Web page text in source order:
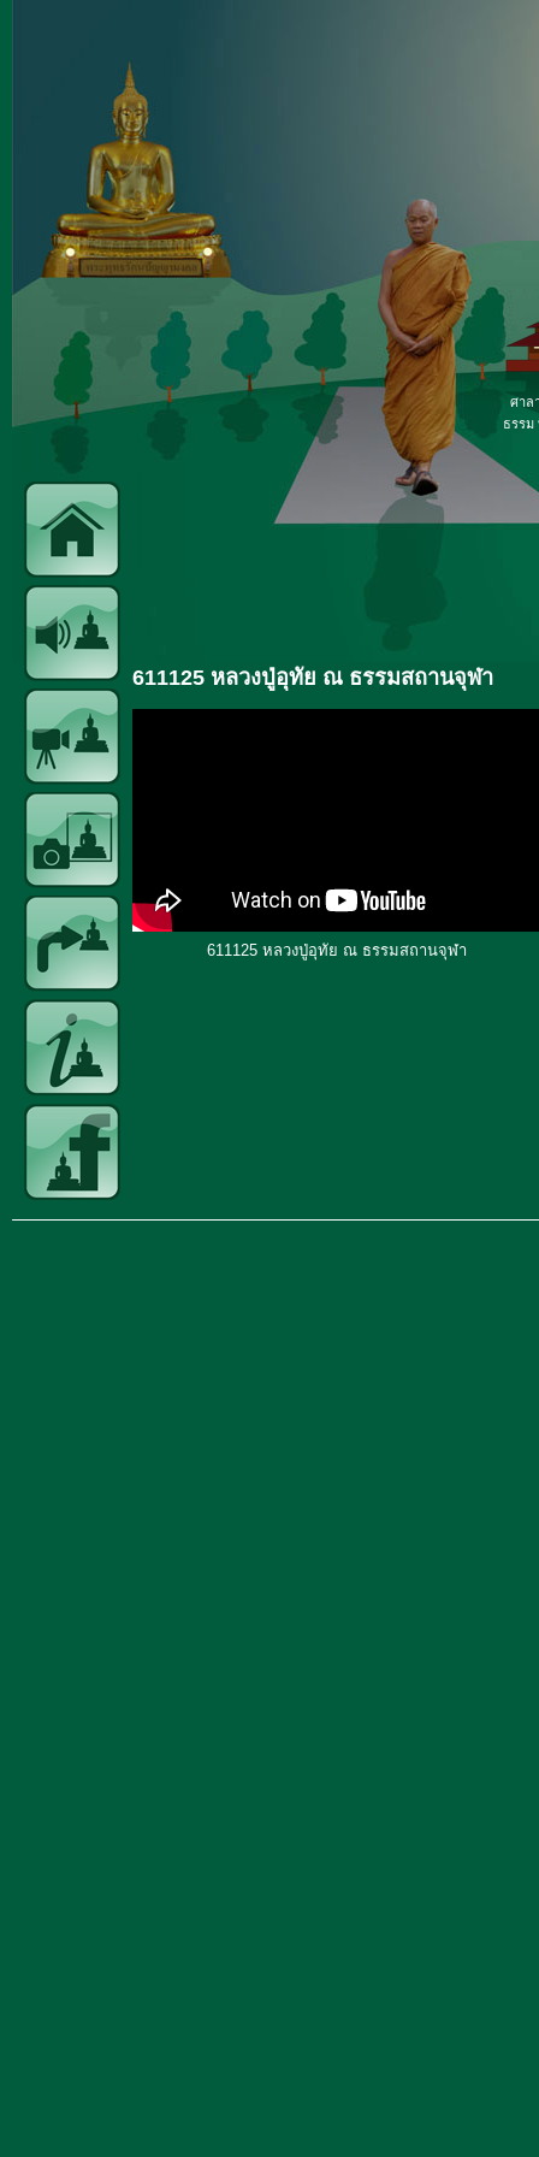
ศาล
ธรรม
611125 หลวงปู่อุทัย ณ ธรรมสถานจุฬา
611125 หลวงปู่อุทัย ณ ธรรมสถานจุฬา